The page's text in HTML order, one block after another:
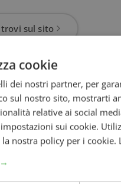
sul sito
più bollini
dei bollini
i bollini con
scheda sulla quale
i bollini sulla scheda
ritiro del premio di
cookie
dei nostri partner, per
sul nostro sito, mostrarti
relative ai social
sui cookie.
nostra policy per i cookie.